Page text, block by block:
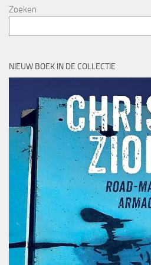
Zoeken
NIEUW BOEK IN DE COLLECTIE